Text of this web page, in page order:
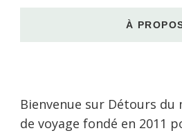
À
Bienvenue sur Détours du
de voyage fondé en 2011